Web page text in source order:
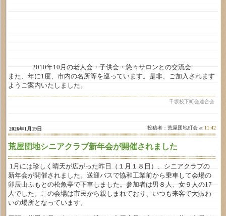
2010年10月の老人会・子供会・悠々サロンとの交流会
また、年に1度、市内の名所等を巡っています。是非、ご加入されます
ようご案内いたしました。
千坂校下町会連合会
2026年1月19日 投稿者：荒屋団地町会 at 11:42
荒屋団地シニアクラブ新年会が開催されました
1月には珍しく晴天が広がった昨日（１月１８日）、シニアクラブの
新年会が開催されました。送迎バスで協和工業前から乗車して会場の
卯辰山ふもとの松魚亭で下車しました。参加者は男８人、女９人の17
人でした。この会場は市民から親しまれており、いつも来客で大賑わ
いの場所となっています。